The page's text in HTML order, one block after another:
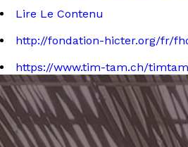
Lire Le Contenu
http://fondation-hicter.org/fr/
https://www.tim-tam.ch/